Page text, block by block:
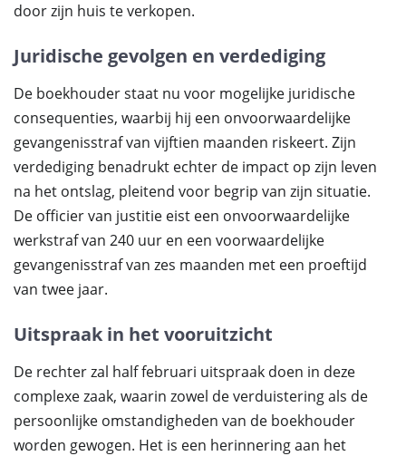
door zijn huis te verkopen.
Juridische gevolgen en verdediging
De boekhouder staat nu voor mogelijke juridische
consequenties, waarbij hij een onvoorwaardelijke
gevangenisstraf van vijftien maanden riskeert. Zijn
verdediging benadrukt echter de impact op zijn leven
na het ontslag, pleitend voor begrip van zijn situatie.
De officier van justitie eist een onvoorwaardelijke
werkstraf van 240 uur en een voorwaardelijke
gevangenisstraf van zes maanden met een proeftijd
van twee jaar.
Uitspraak in het vooruitzicht
De rechter zal half februari uitspraak doen in deze
complexe zaak, waarin zowel de verduistering als de
persoonlijke omstandigheden van de boekhouder
worden gewogen. Het is een herinnering aan het